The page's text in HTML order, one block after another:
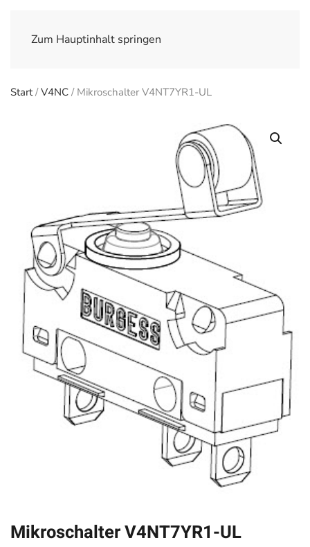
Zum Hauptinhalt springen
Start/V4NC / Mikroschalter V4NT7YR1-UL
Mikroschalter V4NT7YR1-UL